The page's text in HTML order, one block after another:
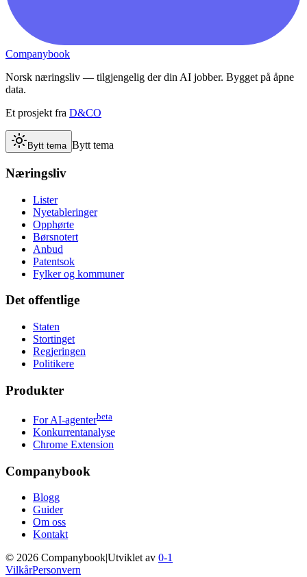
Companybook
Norsk næringsliv — tilgjengelig der din AI jobber. Bygget på åpne
data.
Et prosjekt fra D&CO
Bytt tema Bytt tema
Næringsliv
Lister
Nyetableringer
Opphørte
Børsnotert
Anbud
Patentsok
Fylker og kommuner
Det offentlige
Staten
Stortinget
Regjeringen
Politikere
Produkter
For AI-agenterbeta
Konkurrentanalyse
Chrome Extension
Companybook
Blogg
Guider
Om oss
Kontakt
© 2026 Companybook|Utviklet av 0-1
VilkårPersonvern